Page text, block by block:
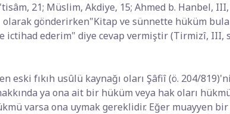
21; Müslim, Akdiye, 15; Ahmed b. Hanbel,
olarak gönderirken"Kitap ve sünnette hüküm
ictihad ederim" diye cevap vermiştir (Tirmizî, III,
eski fıkıh usûlü kaynağı oları Şâfiî (ö. 204/
ya ona ait bir hüküm veya hak oları
varsa ona uymak gereklidir. Eğer muayyen